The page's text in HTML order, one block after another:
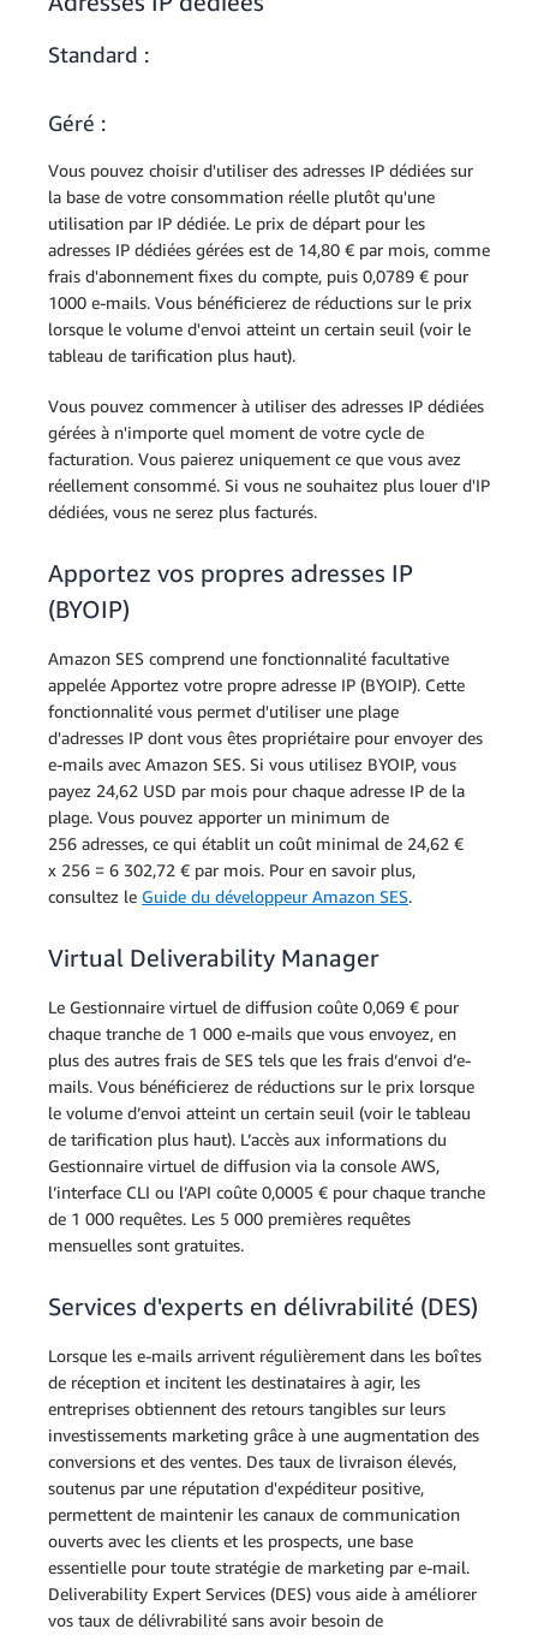
Archivage
Archivage
du stockage
500 000
0,187 €
par Go
messages) *
0,187 € par Go
Extension
Trend Micro
pour
l’analyse
500 000
0,0001850
€
500 000
au
total x
par message
Total des frais pour l’utilisation de SES
Standard :
Géré :
Vous pouvez choisir d'utiliser des adresses IP dédiées sur
la base de votre consommation réelle plutôt qu'une
utilisation par IP dédiée. Le prix de départ pour les
adresses IP dédiées gérées est de 14,80 € par mois, comme
frais d'abonnement fixes du compte, puis 0,0789 € pour
1000 e-mails. Vous bénéficierez de réductions sur le prix
lorsque le volume d'envoi atteint un certain seuil (voir le
tableau de tarification plus haut).
Vous pouvez commencer à utiliser des adresses IP dédiées
gérées à n'importe quel moment de votre cycle de
facturation. Vous paierez uniquement ce que vous avez
réellement consommé. Si vous ne souhaitez plus louer d'IP
dédiées, vous ne serez plus facturés.
Apportez vos propres adresses IP
(BYOIP)
Amazon SES comprend une fonctionnalité facultative
appelée Apportez votre propre adresse IP (BYOIP). Cette
fonctionnalité vous permet d'utiliser une plage
d'adresses IP dont vous êtes propriétaire pour envoyer des
e-mails avec Amazon SES. Si vous utilisez BYOIP, vous
payez 24,62 USD par mois pour chaque adresse IP de la
plage. Vous pouvez apporter un minimum de
256 adresses, ce qui établit un coût minimal de 24,62 €
x 256 = 6 302,72 € par mois. Pour en savoir plus,
consultez le Guide du développeur Amazon SES.
Virtual Deliverability Manager
Le Gestionnaire virtuel de diffusion coûte 0,069 € pour
chaque tranche de 1 000 e-mails que vous envoyez, en
plus des autres frais de SES tels que les frais d’envoi d’e-
mails. Vous bénéficierez de réductions sur le prix lorsque
le volume d’envoi atteint un certain seuil (voir le tableau
de tarification plus haut). L’accès aux informations du
Gestionnaire virtuel de diffusion via la console AWS,
l’interface CLI ou l’API coûte 0,0005 € pour chaque tranche
de 1 000 requêtes. Les 5 000 premières requêtes
mensuelles sont gratuites.
Services d'experts en délivrabilité (DES)
Lorsque les e-mails arrivent régulièrement dans les boîtes
de réception et incitent les destinataires à agir, les
entreprises obtiennent des retours tangibles sur leurs
investissements marketing grâce à une augmentation des
conversions et des ventes. Des taux de livraison élevés,
soutenus par une réputation d'expéditeur positive,
permettent de maintenir les canaux de communication
ouverts avec les clients et les prospects, une base
essentielle pour toute stratégie de marketing par e-mail.
Deliverability Expert Services (DES) vous aide à améliorer
vos taux de délivrabilité sans avoir besoin de